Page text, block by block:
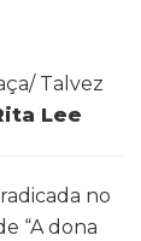
Talvez
Lee
no
“A dona